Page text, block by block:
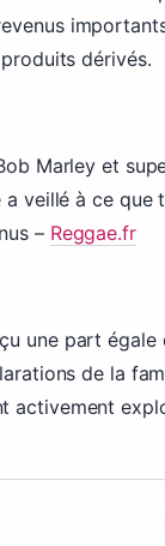
dérivés.
Marley et
veillé à ce que
– Reggae.fr
une part égale
de la
activement